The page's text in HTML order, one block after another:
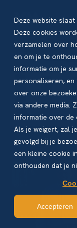
Deze website
Deze cookies
verzamelen over
en om je te
informatie om je
personaliseren, en
over onze
via andere media.
informatie over de
Als je weigert, zal
gevolgd bij je
een kleine cookie
onthouden dat je
Accepteren